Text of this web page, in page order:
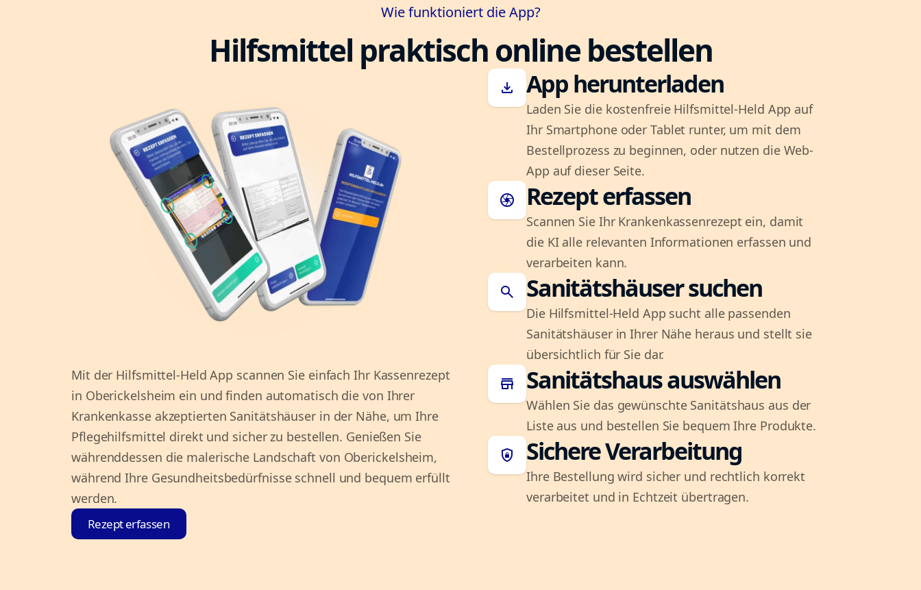
Wie funktioniert die App?
Hilfsmittel praktisch online bestellen
Mit der Hilfsmittel-Held App scannen Sie einfach Ihr Kassenrezept
in Oberickelsheim ein und finden automatisch die von Ihrer
Krankenkasse akzeptierten Sanitätshäuser in der Nähe, um Ihre
Pflegehilfsmittel direkt und sicher zu bestellen. Genießen Sie
währenddessen die malerische Landschaft von Oberickelsheim,
während Ihre Gesundheitsbedürfnisse schnell und bequem erfüllt
werden.
Rezept erfassen
download App herunterladen
Laden Sie die kostenfreie Hilfsmittel-Held App auf
Ihr Smartphone oder Tablet runter, um mit dem
Bestellprozess zu beginnen, oder nutzen die Web-
App auf dieser Seite.
camera Rezept erfassen
Scannen Sie Ihr Krankenkassenrezept ein, damit
die KI alle relevanten Informationen erfassen und
verarbeiten kann.
search Sanitätshäuser suchen
Die Hilfsmittel-Held App sucht alle passenden
Sanitätshäuser in Ihrer Nähe heraus und stellt sie
übersichtlich für Sie dar.
store Sanitätshaus auswählen
Wählen Sie das gewünschte Sanitätshaus aus der
Liste aus und bestellen Sie bequem Ihre Produkte.
shield_lock Sichere Verarbeitung
Ihre Bestellung wird sicher und rechtlich korrekt
verarbeitet und in Echtzeit übertragen.